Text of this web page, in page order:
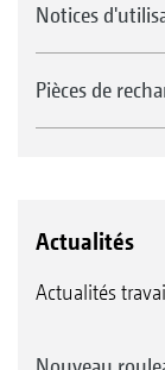
Notices
Pièces de
Actualités
Actualités